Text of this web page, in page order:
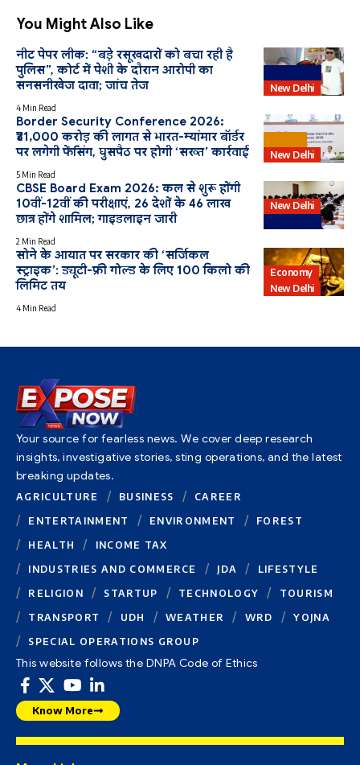
You Might Also Like
New Delhi
नीट पेपर लीक: “बड़े रसूखदारों को बचा रही है
पुलिस”, कोर्ट में पेशी के दौरान आरोपी का
सनसनीखेज दावा; जांच तेज
4 Min Read
New Delhi
Border Security Conference 2026:
₹31,000 करोड़ की लागत से भारत-म्यांमार बॉर्डर
पर लगेगी फेंसिंग, घुसपैठ पर होगी ‘सख्त’ कार्रवाई
5 Min Read
New Delhi
CBSE Board Exam 2026: कल से शुरू होंगी
10वीं-12वीं की परीक्षाएं, 26 देशों के 46 लाख
छात्र होंगे शामिल; गाइडलाइन जारी
2 Min Read
Economy
New Delhi
सोने के आयात पर सरकार की ‘सर्जिकल
स्ट्राइक’: ड्यूटी-फ्री गोल्ड के लिए 100 किलो की
लिमिट तय
4 Min Read
Your source for fearless news. We cover deep research
insights, investigative stories, sting operations, and the latest
breaking updates.
AGRICULTURE BUSINESS
CAREER
ENTERTAINMENT
ENVIRONMENT
FOREST
HEALTH
INCOME TAX
INDUSTRIES AND COMMERCE
JDA
LIFESTYLE
RELIGION
STARTUP TECHNOLOGY
TOURISM
TRANSPORT
UDH WEATHER WRD
YOJNA
SPECIAL OPERATIONS GROUP
This website follows the DNPA Code of Ethics
Know More